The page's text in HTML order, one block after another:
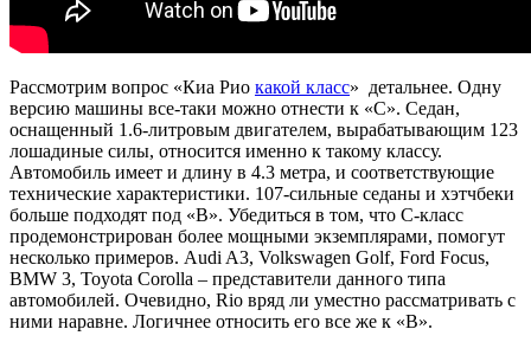
Рассмотрим вопрос «Киа Рио какой класс» детальнее. Одну
версию машины все-таки можно отнести к «C». Седан,
оснащенный 1.6-литровым двигателем, вырабатывающим 123
лошадиные силы, относится именно к такому классу.
Автомобиль имеет и длину в 4.3 метра, и соответствующие
технические характеристики. 107-сильные седаны и хэтчбеки
больше подходят под «B». Убедиться в том, что C-класс
продемонстрирован более мощными экземплярами, помогут
несколько примеров. Audi A3, Volkswagen Golf, Ford Focus,
BMW 3, Toyota Corolla – представители данного типа
автомобилей. Очевидно, Rio вряд ли уместно рассматривать с
ними наравне. Логичнее относить его все же к «B».